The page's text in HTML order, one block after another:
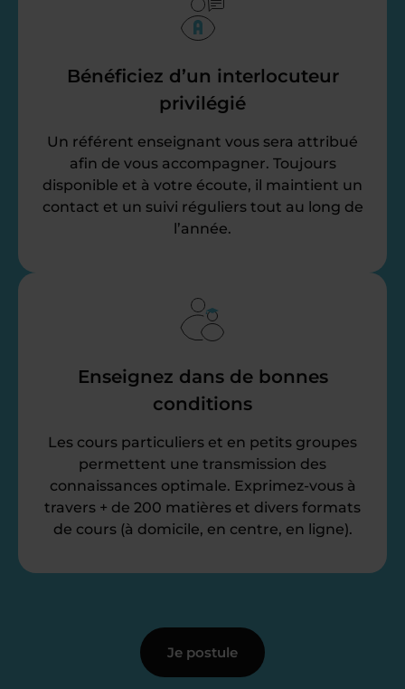
Bénéficiez d’un interlocuteur
privilégié
Un référent enseignant vous sera attribué
afin de vous accompagner. Toujours
disponible et à votre écoute, il maintient un
contact et un suivi réguliers tout au long de
l’année.
Enseignez dans de bonnes
conditions
Les cours particuliers et en petits groupes
permettent une transmission des
connaissances optimale. Exprimez-vous à
travers + de 200 matières et divers formats
de cours (à domicile, en centre, en ligne).
Je postule